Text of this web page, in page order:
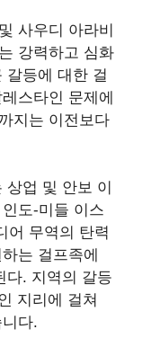
사우디 아라비
강력하고 심화
갈등에 대한 걸
스타인 문제에
지는 이전보다
상업 및 안보 이
도-미들 이스
어 무역의 탄력
는 걸프족에
다. 지역의 갈등
지리에 걸쳐
다.